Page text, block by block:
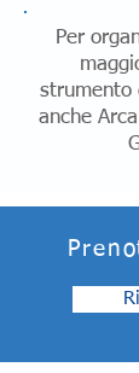
Per
strumento
anche